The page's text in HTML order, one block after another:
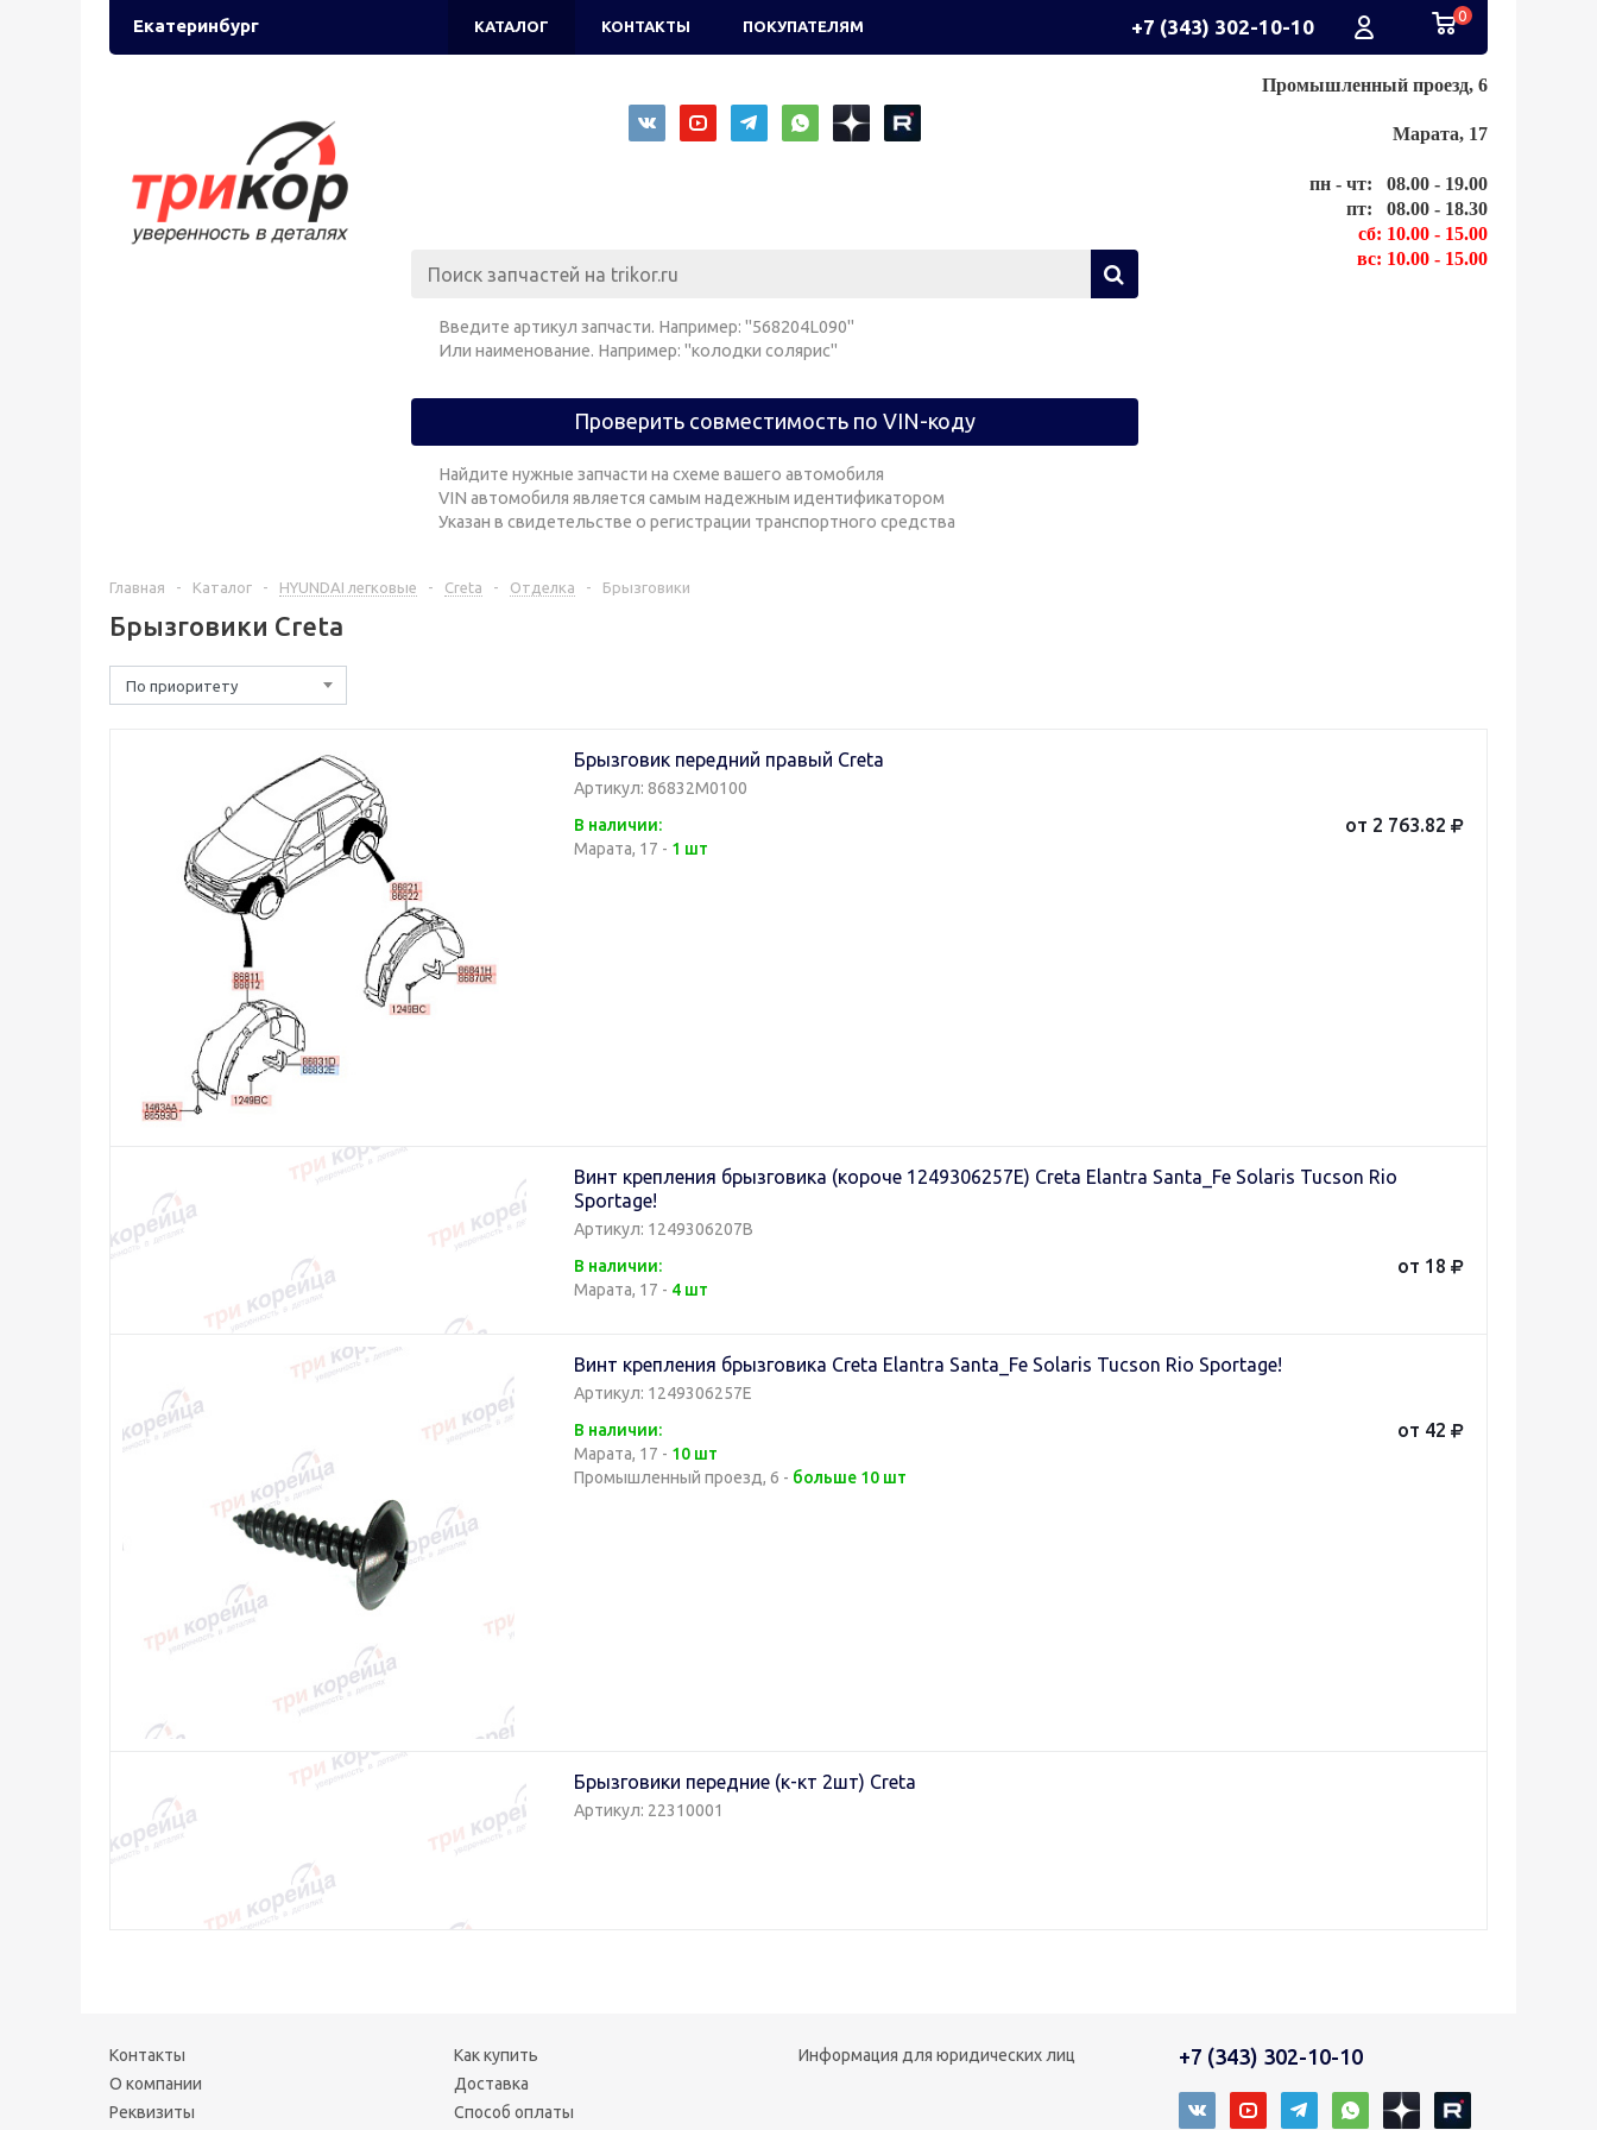
+7 (343) 302-10-10 0
Екатеринбург КАТАЛОГ КОНТАКТЫ ПОКУПАТЕЛЯМ
Введите артикул запчасти. Например: "568204L090"
Или наименование. Например: "колодки солярис"
Проверить совместимость по VIN-коду
Найдите нужные запчасти на схеме вашего автомобиля
VIN автомобиля является самым надежным идентификатором
Указан в свидетельстве о регистрации транспортного средства
Промышленный проезд, 6
Марата, 17
пн - чт: 08.00 - 19.00
пт: 08.00 - 18.30
сб: 10.00 - 15.00
вс: 10.00 - 15.00
Главная - Каталог - HYUNDAI легковые - Creta - Отделка - Брызговики
Брызговики Creta
По приоритету
Брызговик передний правый Creta
Артикул: 86832M0100
В наличии:
Марата, 17 - 1 шт
от 2 763.82
Винт крепления брызговика (короче 1249306257E) Creta Elantra Santa_Fe Solaris Tucson Rio
Sportage!
Артикул: 1249306207B
В наличии:
Марата, 17 - 4 шт
от 18
Винт крепления брызговика Creta Elantra Santa_Fe Solaris Tucson Rio Sportage!
Артикул: 1249306257E
В наличии:
Марата, 17 - 10 шт
Промышленный проезд, 6 - больше 10 шт
от 42
Брызговики передние (к-кт 2шт) Creta
Артикул: 22310001
Контакты
О компании
Реквизиты
Как купить
Доставка
Способ оплаты
Информация для юридических лиц +7 (343) 302-10-10